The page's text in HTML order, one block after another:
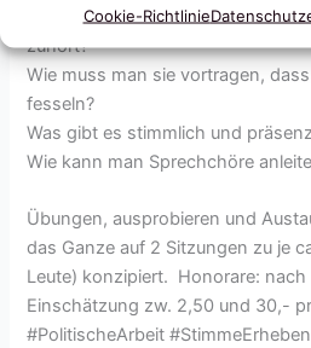
Cookie-Richtlinie
Wie müssen Reden geschrieben
zuhört?
Wie muss man sie vortragen,
fesseln?
Was gibt es stimmlich und
Wie kann man Sprechchöre
Übungen, ausprobieren und
das Ganze auf 2 Sitzungen zu je
Leute) konzipiert. Honorare:
Einschätzung zw. 2,50 und 30,-
#PolitischeArbeit #StimmeErheben